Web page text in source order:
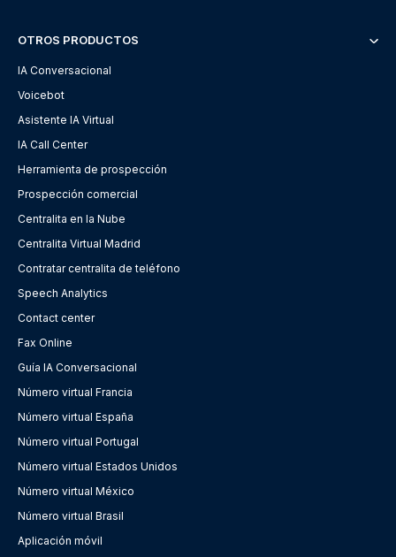
OTROS PRODUCTOS
IA Conversacional
Voicebot
Asistente IA Virtual
IA Call Center
Herramienta de prospección
Prospección comercial
Centralita en la Nube
Centralita Virtual Madrid
Contratar centralita de teléfono
Speech Analytics
Contact center
Fax Online
Guía IA Conversacional
Número virtual Francia
Número virtual España
Número virtual Portugal
Número virtual Estados Unidos
Número virtual México
Número virtual Brasil
Aplicación móvil